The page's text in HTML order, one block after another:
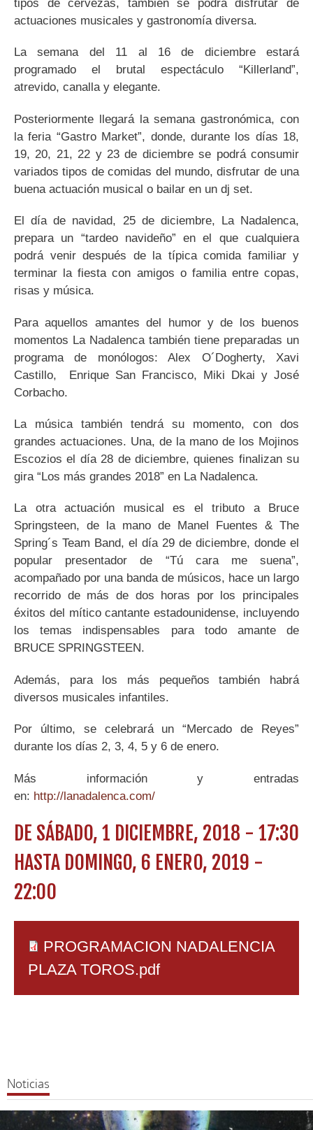
tipos de cervezas, también se podrá disfrutar de
actuaciones musicales y gastronomía diversa.
La semana del 11 al 16 de diciembre estará
programado el brutal espectáculo “Killerland”,
atrevido, canalla y elegante.
Posteriormente llegará la semana gastronómica, con
la feria “Gastro Market”, donde, durante los días 18,
19, 20, 21, 22 y 23 de diciembre se podrá consumir
variados tipos de comidas del mundo, disfrutar de una
buena actuación musical o bailar en un dj set.
El día de navidad, 25 de diciembre, La Nadalenca,
prepara un “tardeo navideño” en el que cualquiera
podrá venir después de la típica comida familiar y
terminar la fiesta con amigos o familia entre copas,
risas y música.
Para aquellos amantes del humor y de los buenos
momentos La Nadalenca también tiene preparadas un
programa de monólogos: Alex O´Dogherty, Xavi
Castillo, Enrique San Francisco, Miki Dkai y José
Corbacho.
La música también tendrá su momento, con dos
grandes actuaciones. Una, de la mano de los Mojinos
Escozios el día 28 de diciembre, quienes finalizan su
gira “Los más grandes 2018” en La Nadalenca.
La otra actuación musical es el tributo a Bruce
Springsteen, de la mano de Manel Fuentes & The
Spring´s Team Band, el día 29 de diciembre, donde el
popular presentador de “Tú cara me suena”,
acompañado por una banda de músicos, hace un largo
recorrido de más de dos horas por los principales
éxitos del mítico cantante estadounidense, incluyendo
los temas indispensables para todo amante de
BRUCE SPRINGSTEEN.
Además, para los más pequeños también habrá
diversos musicales infantiles.
Por último, se celebrará un “Mercado de Reyes”
durante los días 2, 3, 4, 5 y 6 de enero.
Más información y entradas
en: http://lanadalenca.com/
DE SÁBADO, 1 DICIEMBRE, 2018 - 17:30
HASTA DOMINGO, 6 ENERO, 2019 -
22:00
PROGRAMACION NADALENCIA
PLAZA TOROS.pdf
Noticias